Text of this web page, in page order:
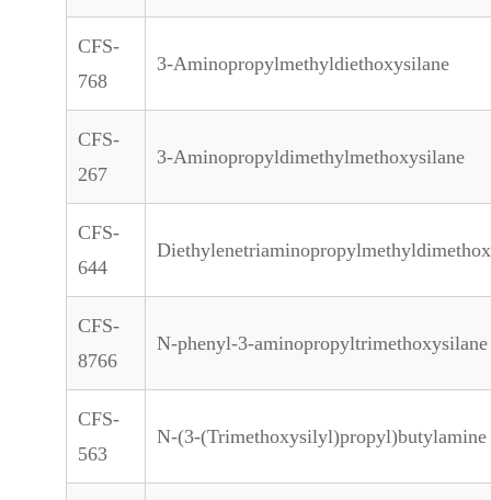
CFS-
768
3-Aminopropylmethyldiethoxysilane
CFS-
267
3-Aminopropyldimethylmethoxysilane
CFS-
644
CFS-
8766
N-phenyl-3-aminopropyltrimethoxysilane
CFS-
563
N-(3-(Trimethoxysilyl)propyl)butylamine